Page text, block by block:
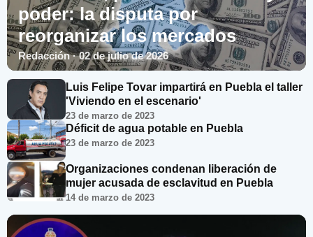
poder: la disputa por
reorganizar los mercados
Redacción · 02 de julio de 2026
Luis Felipe Tovar impartirá en Puebla el taller
'Viviendo en el escenario'
23 de marzo de 2023
Déficit de agua potable en Puebla
23 de marzo de 2023
Organizaciones condenan liberación de
mujer acusada de esclavitud en Puebla
14 de marzo de 2023